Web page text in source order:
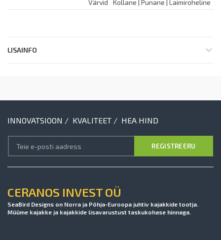
Värvid
Kollane | Punane | Laimiroheline
LISAINFO
INNOVATSIOON / KVALITEET / HEA HIND
CERANOS INVEST OÜ
SeaBird Designs on Norra ja Põhja-Euroopa juhtiv kajakkide tootja.
Müüme kajakke ja kajakkide lisavarustust taskukohase hinnaga.